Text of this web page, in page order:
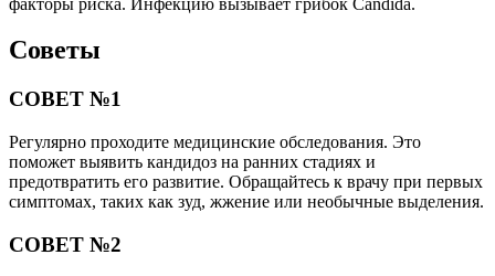
Советы
СОВЕТ №1
Регулярно проходите медицинские обследования. Это
поможет выявить кандидоз на ранних стадиях и
предотвратить его развитие. Обращайтесь к врачу при первых
симптомах, таких как зуд, жжение или необычные выделения.
СОВЕТ №2